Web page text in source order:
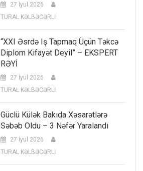
27 İyul 2026
TURAL KƏLBƏCƏRLİ
“XXI Əsrdə Iş Tapmaq Üçün Təkcə
Diplom Kifayət Deyil” – EKSPERT
RƏYİ
27 İyul 2026
TURAL KƏLBƏCƏRLİ
Güclü Külək Bakıda Xəsarətlərə
Səbəb Oldu – 3 Nəfər Yaralandı
27 İyul 2026
TURAL KƏLBƏCƏRLİ